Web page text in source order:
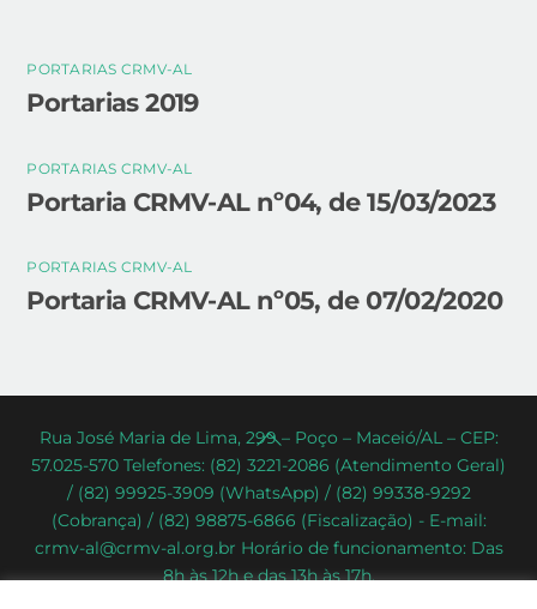
PORTARIAS CRMV-AL
Portarias 2019
PORTARIAS CRMV-AL
Portaria CRMV-AL nº04, de 15/03/2023
PORTARIAS CRMV-AL
Portaria CRMV-AL nº05, de 07/02/2020
Back
To
Top
Rua José Maria de Lima, 299 – Poço – Maceió/AL – CEP:
57.025-570 Telefones: (82) 3221-2086 (Atendimento Geral)
/ (82) 99925-3909 (WhatsApp) / (82) 99338-9292
(Cobrança) / (82) 98875-6866 (Fiscalização) - E-mail:
crmv-al@crmv-al.org.br Horário de funcionamento: Das
8h às 12h e das 13h às 17h.